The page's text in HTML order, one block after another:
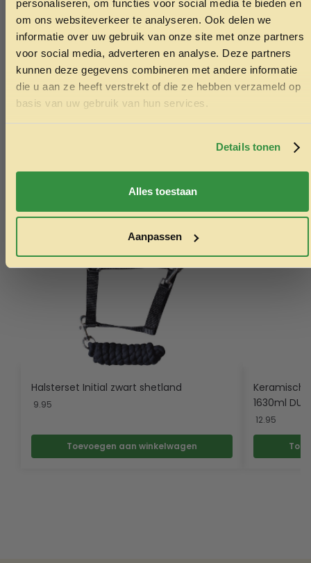
personaliseren, om functies voor social media te bieden en
om ons websiteverkeer te analyseren. Ook delen we
informatie over uw gebruik van onze site met onze partners
voor social media, adverteren en analyse. Deze partners
kunnen deze gegevens combineren met andere informatie
die u aan ze heeft verstrekt of die ze hebben verzameld op
basis van uw gebruik van hun services.
Details tonen
Alles toestaan
Aanpassen
SKU: 8001154001891
Categorieën: Blikvoer kat,Kattenvoer
Ook interessant
Echt de moeite waard!
Halsterset Initial zwart shetland
9.95
Toevoegen aan winkelwagen
1630ml
12.95
JE EERSTE BESTELLING!
Ontvang korting
Door je in te schrijven ga je akkoord met het ontvangen van
Nee, ik wil geen korting